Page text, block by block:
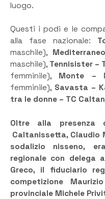
luogo.
Questi i podi e le
alla fase nazionale:
maschile),
maschile), Tennisister –
femminile), Monte –
femminile), Savasta –
tra le donne – TC
Oltre alla presenza
Caltanissetta, Claudio
sodalizio nisseno,
regionale con delega
Greco, il fiduciario
competizione
provinciale Michele